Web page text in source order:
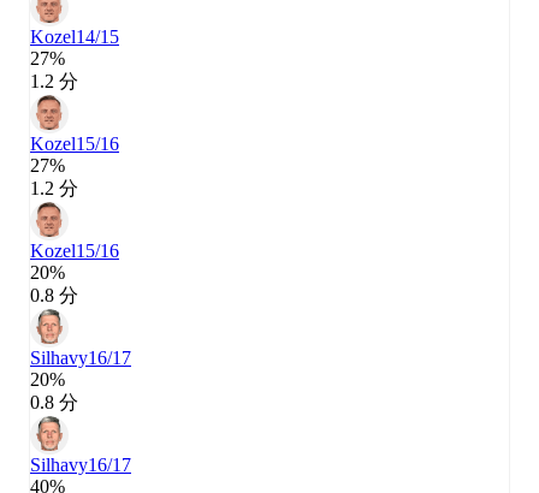
Kozel14/15
27%
1.2 分
Kozel15/16
27%
1.2 分
Kozel15/16
20%
0.8 分
Silhavy16/17
20%
0.8 分
Silhavy16/17
40%